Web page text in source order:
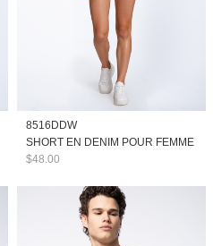
8516DDW
SHORT EN DENIM POUR FEMME
$48.00